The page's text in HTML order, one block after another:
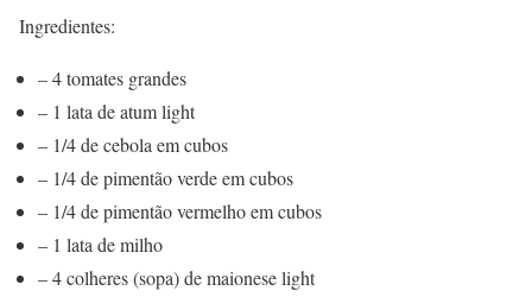
Ingredientes:
– 4 tomates grandes
– 1 lata de atum light
– 1/4 de cebola em cubos
– 1/4 de pimentão verde em cubos
– 1/4 de pimentão vermelho em cubos
– 1 lata de milho
– 4 colheres (sopa) de maionese light